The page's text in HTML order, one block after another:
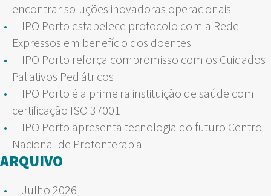
encontrar soluções inovadoras operacionais
IPO Porto estabelece protocolo com a Rede
Expressos em benefício dos doentes
IPO Porto reforça compromisso com os Cuidados
Paliativos Pediátricos
IPO Porto é a primeira instituição de saúde com
certificação ISO 37001
IPO Porto apresenta tecnologia do futuro Centro
Nacional de Protonterapia
ARQUIVO
Julho 2026